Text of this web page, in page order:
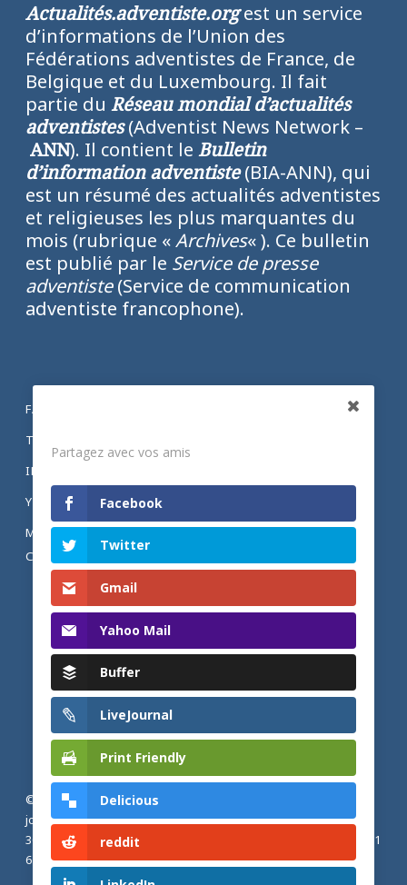
Actualités.adventiste.orgest un service
d’informations de l’Union des
Fédérations adventistes de France, de
Belgique et du Luxembourg. Il fait
partie du Réseau mondial d’actualités
adventistes(Adventist News Network –
ANN). Il contient le Bulletin
d’information adventiste(BIA-ANN), qui
est un résumé des actualités adventistes
et religieuses les plus marquantes du
mois (rubrique «Archives« ). Ce bulletin
est publié par le Service de presse
adventiste(Service de communication
adventiste francophone).
FACEBOOK
TWITTER
INSTAGRAM
YOUTUBE
MENTIONS LÉGALES ET POLITIQUE DE
CONFIDENTIALITÉ
© 2026 Actualités adventistes. Église adventiste du septième
jour de France métropolitaine, de Belgique et du Luxembourg.
30, Avenue Émile Zola, 77190 Dammarie Les Lys, France |
+33 (0) 1
64 79 87 00
Partagez avec vos amis
Facebook
Twitter
Gmail
Yahoo Mail
Buffer
LiveJournal
Print Friendly
Delicious
reddit